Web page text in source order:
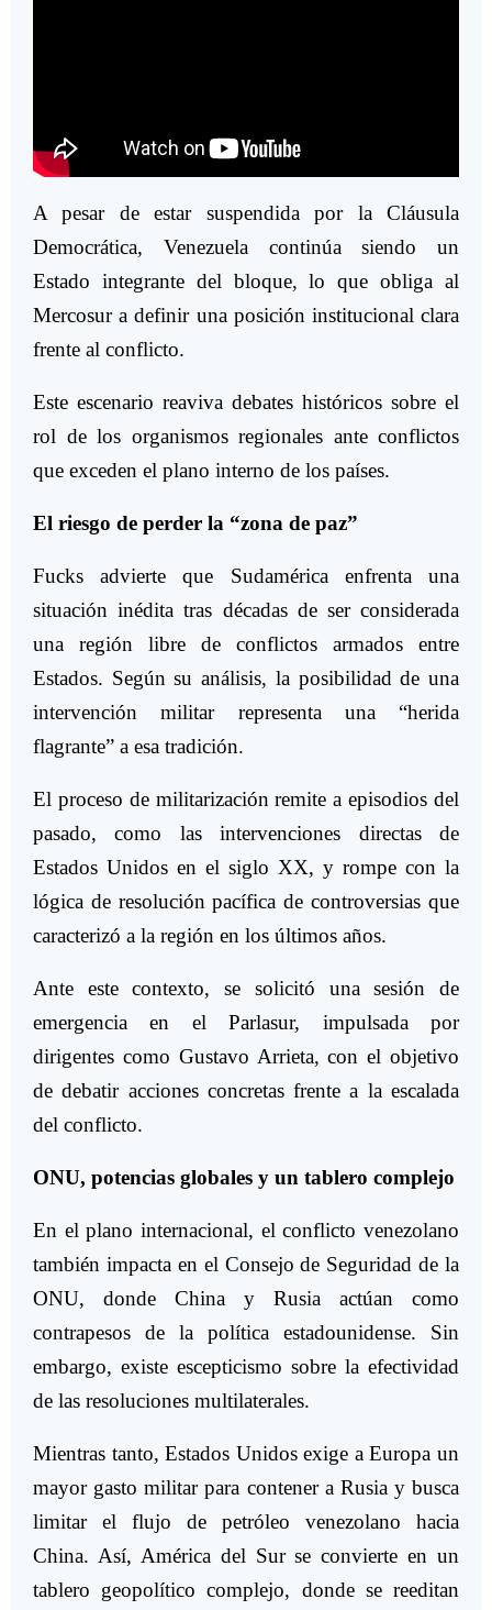
A pesar de estar suspendida por la Cláusula
Democrática, Venezuela continúa siendo un
Estado integrante del bloque, lo que obliga al
Mercosur a definir una posición institucional clara
frente al conflicto.
Este escenario reaviva debates históricos sobre el
rol de los organismos regionales ante conflictos
que exceden el plano interno de los países.
El riesgo de perder la “zona de paz”
Fucks advierte que Sudamérica enfrenta una
situación inédita tras décadas de ser considerada
una región libre de conflictos armados entre
Estados. Según su análisis, la posibilidad de una
intervención militar representa una “herida
flagrante” a esa tradición.
El proceso de militarización remite a episodios del
pasado, como las intervenciones directas de
Estados Unidos en el siglo XX, y rompe con la
lógica de resolución pacífica de controversias que
caracterizó a la región en los últimos años.
Ante este contexto, se solicitó una sesión de
emergencia en el Parlasur, impulsada por
dirigentes como Gustavo Arrieta, con el objetivo
de debatir acciones concretas frente a la escalada
del conflicto.
ONU, potencias globales y un tablero complejo
En el plano internacional, el conflicto venezolano
también impacta en el Consejo de Seguridad de la
ONU, donde China y Rusia actúan como
contrapesos de la política estadounidense. Sin
embargo, existe escepticismo sobre la efectividad
de las resoluciones multilaterales.
Mientras tanto, Estados Unidos exige a Europa un
mayor gasto militar para contener a Rusia y busca
limitar el flujo de petróleo venezolano hacia
China. Así, América del Sur se convierte en un
tablero geopolítico complejo, donde se reeditan